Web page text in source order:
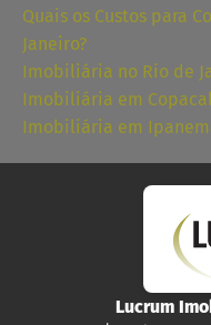
Quais os Custos para
Janeiro?
Imobiliária no Rio de
Imobiliária em
Imobiliária em
Lucrum